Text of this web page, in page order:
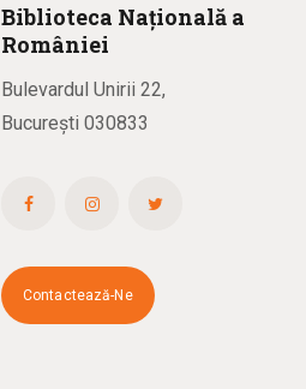
Biblioteca Națională a
României
Bulevardul Unirii 22,
București 030833
Contactează-Ne